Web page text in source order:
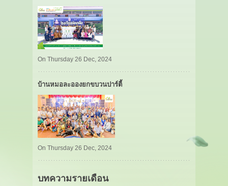
On Thursday 26 Dec, 2024
บ้านหมอละอองยกขบวนปาร์ตี้
On Thursday 26 Dec, 2024
บทความรายเดือน